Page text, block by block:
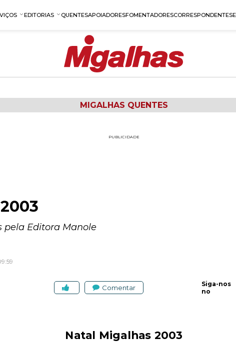
EDITORIAS QUENTESAPOIADORESFOMENTADORESCORRESPONDENTES
MIGALHAS QUENTES
PUBLICIDADE
pela Editora Manole
Comentar
Siga-nos
no
Natal Migalhas 2003